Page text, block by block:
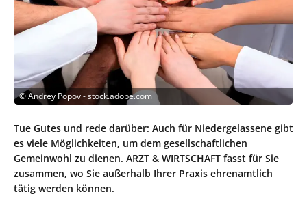
©Andrey Popov - stock.adobe.com
Tue Gutes und rede darüber: Auch für Niedergelassene gibt
es viele Möglichkeiten, um dem gesellschaftlichen
Gemeinwohl zu dienen. ARZT & WIRTSCHAFT fasst für Sie
zusammen, wo Sie außerhalb Ihrer Praxis ehrenamtlich
tätig werden können.